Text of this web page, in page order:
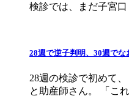
検診では、まだ子宮
28週で逆子判明、30週でな
28週の検診で初めて
と助産師さん。 「こ